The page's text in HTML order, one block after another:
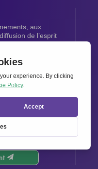
aux
de l’esprit